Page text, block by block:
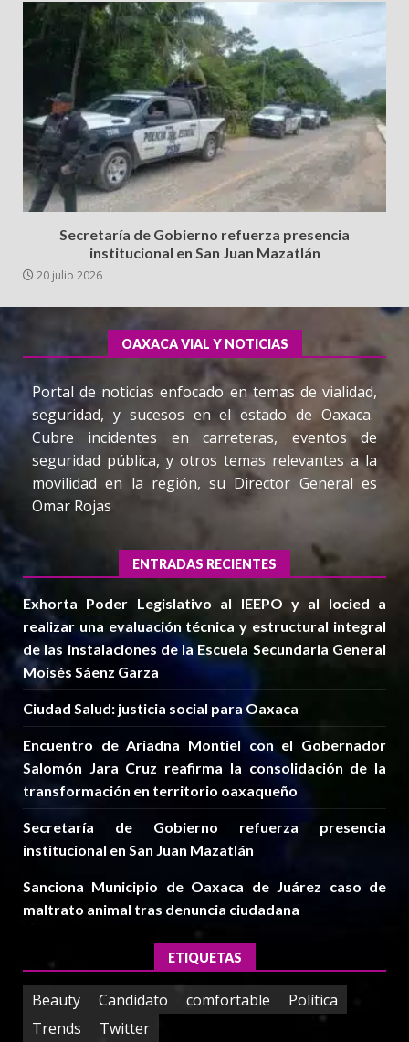
Secretaría de Gobierno refuerza presencia
institucional en San Juan Mazatlán
20 julio 2026
OAXACA VIAL Y NOTICIAS
Portal de noticias enfocado en temas de vialidad,
seguridad, y sucesos en el estado de Oaxaca.
Cubre incidentes en carreteras, eventos de
seguridad pública, y otros temas relevantes a la
movilidad en la región, su Director General es
Omar Rojas
ENTRADAS RECIENTES
Exhorta Poder Legislativo al IEEPO y al Iocied a
realizar una evaluación técnica y estructural integral
de las instalaciones de la Escuela Secundaria General
Moisés Sáenz Garza
Ciudad Salud: justicia social para Oaxaca
Encuentro de Ariadna Montiel con el Gobernador
Salomón Jara Cruz reafirma la consolidación de la
transformación en territorio oaxaqueño
Secretaría de Gobierno refuerza presencia
institucional en San Juan Mazatlán
Sanciona Municipio de Oaxaca de Juárez caso de
maltrato animal tras denuncia ciudadana
ETIQUETAS
Beauty Candidato comfortable
Política
Trends
Twitter